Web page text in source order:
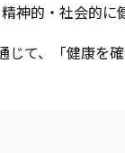
神的・社会的に
じて、「健康を